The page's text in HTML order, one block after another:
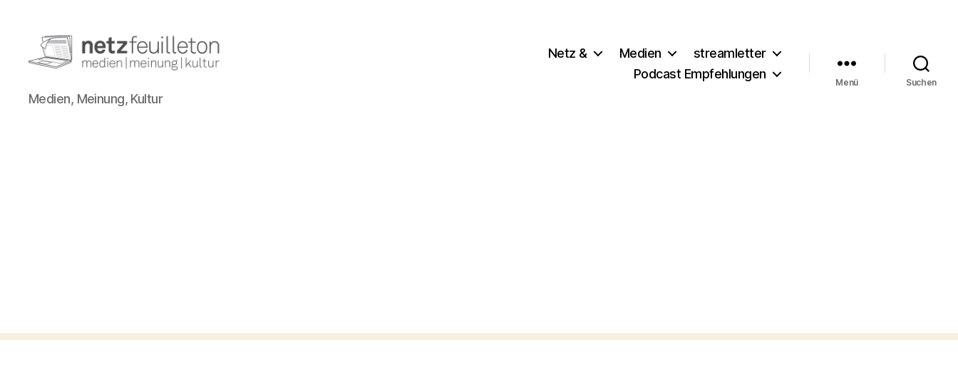
netzfeuilleton.de
Medien, Meinung, Kultur
Netz & Medien
streamletter
Podcast Empfehlungen
Menü Suchen